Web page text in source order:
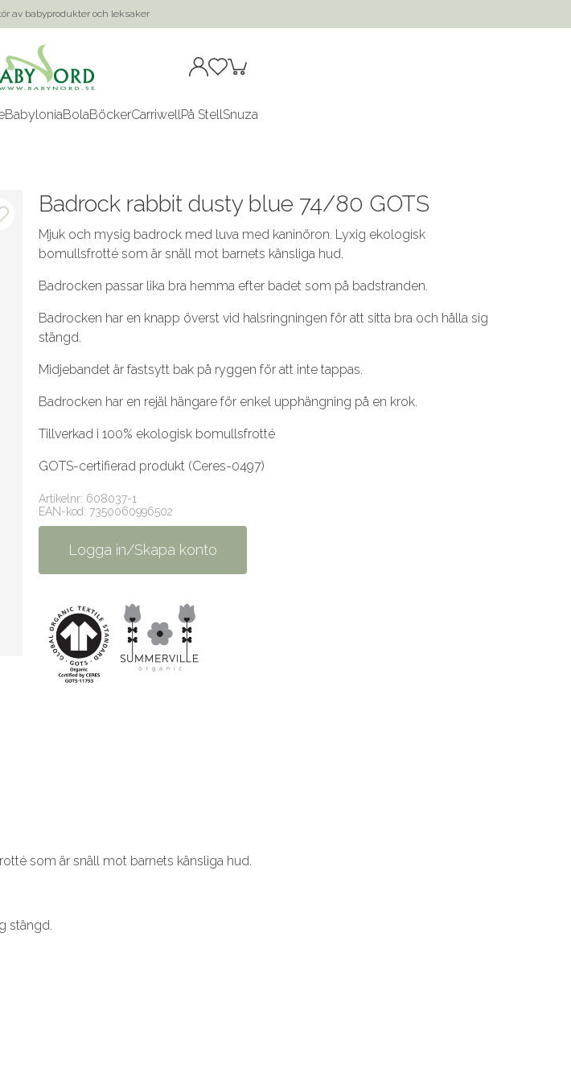
av babyprodukter och leksaker
BabyloniaBolaBöckerCarriwellPå StellSnuza
Badrock rabbit dusty blue 74/80 GOTS
Mjuk och mysig badrock med luva med kaninöron. Lyxig ekologisk
bomullsfrotté som är snäll mot barnets känsliga hud.
Badrocken passar lika bra hemma efter badet som på badstranden.
Badrocken har en knapp överst vid halsringningen för att sitta bra och hålla sig
stängd.
Midjebandet är fastsytt bak på ryggen för att inte tappas.
Badrocken har en rejäl hängare för enkel upphängning på en krok.
Tillverkad i 100% ekologisk bomullsfrotté
GOTS-certifierad produkt (Ceres-0497)
Artikelnr: 608037-1
EAN-kod: 7350060996502
Logga in/Skapa konto
som är snäll mot barnets känsliga hud.
stängd.